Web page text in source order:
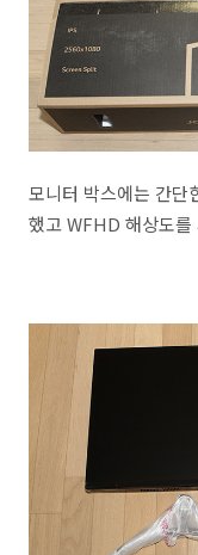
모니터 박스에는 간단
했고 WFHD 해상도를